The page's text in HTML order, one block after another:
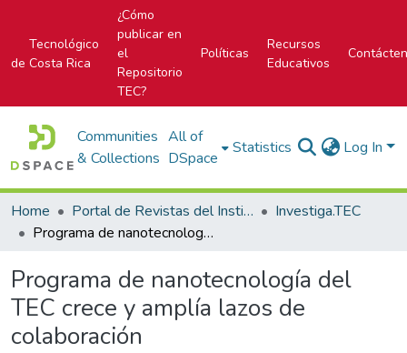
Tecnológico
de Costa Rica
¿Cómo
publicar en
el
Repositorio
TEC?
Políticas
Recursos
Educativos
Communities
& Collections
All of
DSpace
Statistics Log In
Home Portal de Revistas del Instituto Tecnológico de Costa Rica
Investiga.TEC
Programa de nanotecnología del TEC crece y amplía lazos de colaboración
Programa de nanotecnología del
TEC crece y amplía lazos de
colaboración